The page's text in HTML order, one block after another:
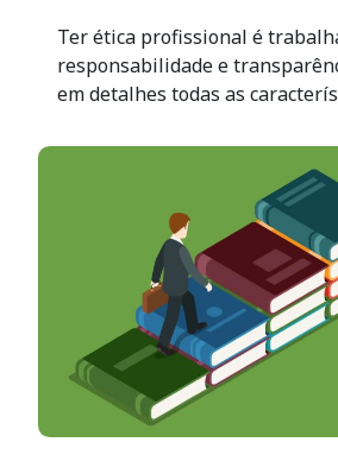
Ter ética profissional é
responsabilidade e
em detalhes todas as